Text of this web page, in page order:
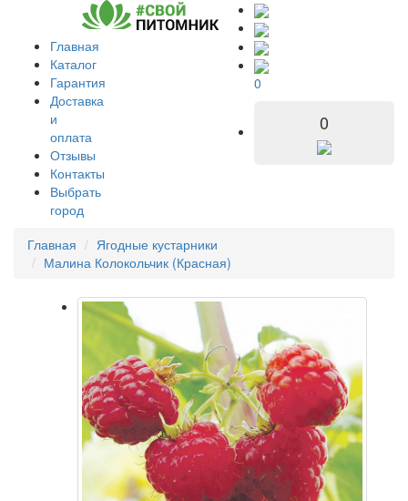
Главная
Каталог
Гарантия
Доставка
и
оплата
Отзывы
Контакты
Выбрать
город
0
0
Главная
Ягодные кустарники
Малина Колокольчик (Красная)